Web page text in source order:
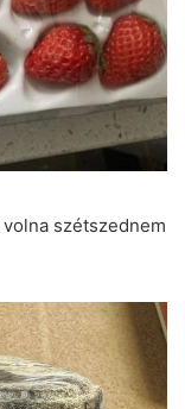
szétszednem